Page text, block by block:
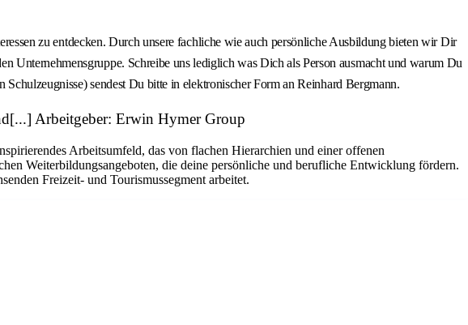
zu entdecken. Durch unsere fachliche wie auch persönliche Ausbildung bieten wir Dir
Unternehmensgruppe. Schreibe uns lediglich was Dich als Person ausmacht und warum Du
sendest Du bitte in elektronischer Form an Reinhard Bergmann.
Arbeitgeber: Erwin Hymer Group
Arbeitsumfeld, das von flachen Hierarchien und einer offenen
Weiterbildungsangeboten, die deine persönliche und berufliche Entwicklung fördern.
Freizeit- und Tourismussegment arbeitet.